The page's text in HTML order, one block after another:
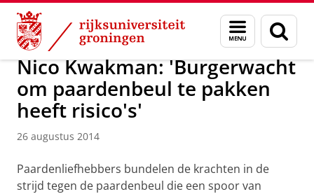
Skip
Content
Skip
Navigation
Menu
en
zoeken
Over ons Actueel Nieuws Nieuwsberichten
Nico Kwakman: 'Burgerwacht
om paardenbeul te pakken
heeft risico's'
26 augustus 2014
Paardenliefhebbers bundelen de krachten in de
strijd tegen de paardenbeul die een spoor van